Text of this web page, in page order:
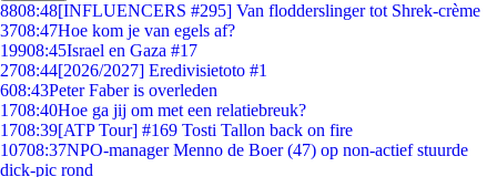
8808:48[INFLUENCERS #295] Van flodderslinger tot Shrek-crème
3708:47Hoe kom je van egels af?
19908:45Israel en Gaza #17
2708:44[2026/2027] Eredivisietoto #1
608:43Peter Faber is overleden
1708:40Hoe ga jij om met een relatiebreuk?
1708:39[ATP Tour] #169 Tosti Tallon back on fire
10708:37NPO-manager Menno de Boer (47) op non-actief stuurde
dick-pic rond